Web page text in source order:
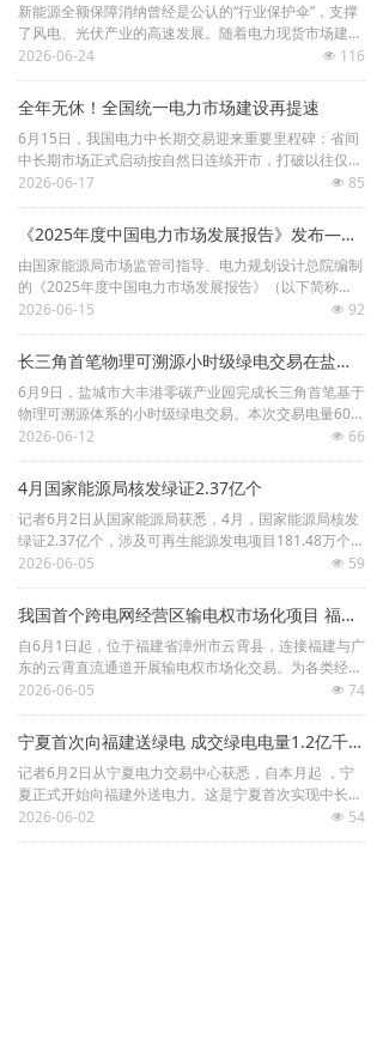
电力市场
招中标信息
招聘
新能源全额保障消纳曾经是公认的“行业保护伞”，支撑
了风电、光伏产业的高速发展。随着电力现货市场建设
持续推进，南方区域（以广东起步）电力现货试点在机
制设计中，为新能源设置了市场化参与路径：新能源参
与市场交易的电量，在执行上等效于100%的保障消纳
下限。但很多一线从业者已明显感知，这套当年的扶持
政策，如今已经彻底跟不上市场节奏，甚至成了电力现
货市场良性运转的最大阻碍之一。风光电源从当年的补
充电源，变成了如今的主力电源，可我们的消纳规则，
还停留在十年前的“兜底保护”模式。这种规则与现状的
严重错位，打破了现货市场经济出清逻辑，持续造成市
场价格信号扭曲、电力资源配置效率下滑、全社会用电
及供电运行成本攀升等问题，已然成为制约电力市场高
质量运行的关键堵点。
넶 116
2026-06-24
全年无休！全国统一电力市场建设再提速
6月15日，我国电力中长期交易迎来重要里程碑：省间
中长期市场正式启动按自然日连续开市，打破以往仅在
工作日交易的限制，实现全年无休、每日开市。这一机
制将于今年年底前实现国家电网经营区全面覆盖，全国
统一电力市场建设迈出关键一步。
넶 85
2026-06-17
《2025年度中国电力市场发展报告》发布——全国统一电力市场体系初步建成
由国家能源局市场监管司指导、电力规划设计总院编制
的《2025年度中国电力市场发展报告》（以下简称
《报告》）近日发布。《报告》指出，2025年，全国
跨电网经营区常态化交易破冰启航，省级电力现货市场
实现基本全覆盖，“1+6”基础规则体系完备成型，南方
区域电力市场启动连续结算试运行；新能源全面入市政
策落地实施，绿电交易保持快速增长，新型经营主体持
续培育，市场为新型电力系统建设发展注入强劲动力。
넶 92
2026-06-15
长三角首笔物理可溯源小时级绿电交易在盐城大丰落地
6月9日，盐城市大丰港零碳产业园完成长三角首笔基于
物理可溯源体系的小时级绿电交易。本次交易电量60兆
瓦时，由江苏博汇纸业购买金风天润风电场的绿色电
力，实现绿电来源、交易时段与实际用电需求的精准匹
配，标志着长三角地区绿电交易机制创新取得新突破。
넶 66
2026-06-12
4月国家能源局核发绿证2.37亿个
记者6月2日从国家能源局获悉，4月，国家能源局核发
绿证2.37亿个，涉及可再生能源发电项目181.48万个，
其中可交易绿证1.77亿个，占比74.85%。
넶 59
2026-06-05
我国首个跨电网经营区输电权市场化项目 福建广东云霄直流通道输电权市场化交易启动
自6月1日起，位于福建省漳州市云霄县，连接福建与广
东的云霄直流通道开展输电权市场化交易。为各类经营
主体平等参与交易、高效使用通道提供实现路径。넶 74
2026-06-05
宁夏首次向福建送绿电 成交绿电电量1.2亿千瓦时
记者6月2日从宁夏电力交易中心获悉，自本月起 ，宁
夏正式开始向福建外送电力。这是宁夏首次实现中长期
外送福建绿电，也成为闽宁协作电力合作实践典范。
넶 54
2026-06-02